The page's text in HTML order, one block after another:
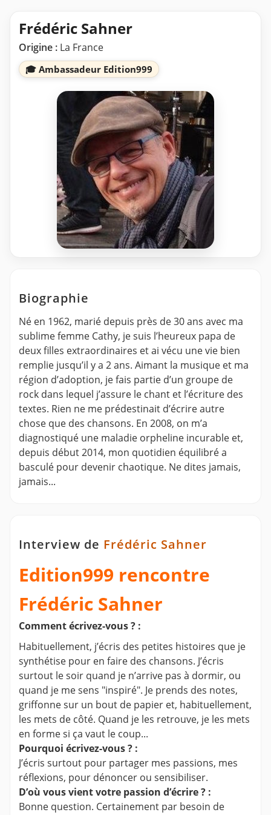
Frédéric Sahner
Origine : La France
🎓 Ambassadeur Edition999
Biographie
Né en 1962, marié depuis près de 30 ans avec ma
sublime femme Cathy, je suis l’heureux papa de
deux filles extraordinaires et ai vécu une vie bien
remplie jusqu’il y a 2 ans. Aimant la musique et ma
région d’adoption, je fais partie d’un groupe de
rock dans lequel j’assure le chant et l’écriture des
textes. Rien ne me prédestinait d’écrire autre
chose que des chansons. En 2008, on m’a
diagnostiqué une maladie orpheline incurable et,
depuis début 2014, mon quotidien équilibré a
basculé pour devenir chaotique. Ne dites jamais,
jamais...
Interview de Frédéric Sahner
Edition999 rencontre
Frédéric Sahner
Comment écrivez-vous ? :
Habituellement, j’écris des petites histoires que je
synthétise pour en faire des chansons. J’écris
surtout le soir quand je n’arrive pas à dormir, ou
quand je me sens "inspiré". Je prends des notes,
griffonne sur un bout de papier et, habituellement,
les mets de côté. Quand je les retrouve, je les mets
en forme si ça vaut le coup...
Pourquoi écrivez-vous ? :
J’écris surtout pour partager mes passions, mes
réflexions, pour dénoncer ou sensibiliser.
D’où vous vient votre passion d’écrire ? :
Bonne question. Certainement par besoin de